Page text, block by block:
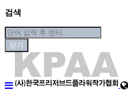
검색
닫기